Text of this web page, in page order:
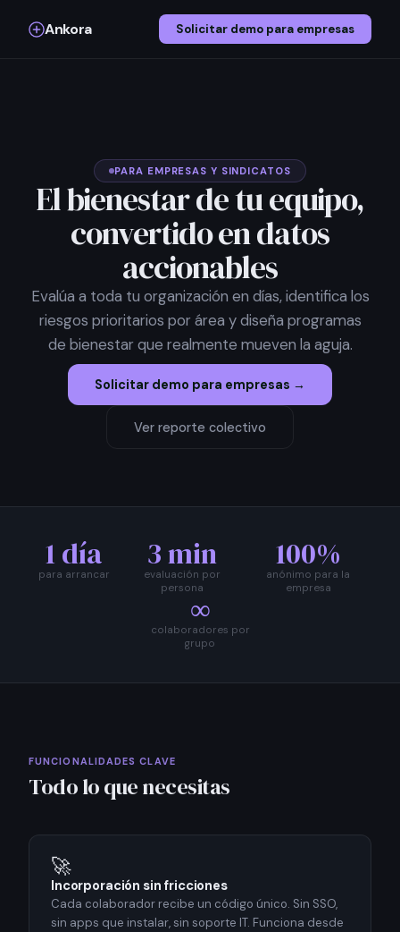
Ankora Solicitar demo para empresas
PARA EMPRESAS Y SINDICATOS
El bienestar de tu equipo,
convertido en datos
accionables
Evalúa a toda tu organización en días, identifica los
riesgos prioritarios por área y diseña programas
de bienestar que realmente mueven la aguja.
Solicitar demo para empresas →
Ver reporte colectivo
1 día
para arrancar
3 min
evaluación por
persona
100%
anónimo para la
empresa
∞
colaboradores por
grupo
FUNCIONALIDADES CLAVE
Todo lo que necesitas
🚀
Incorporación sin fricciones
Cada colaborador recibe un código único. Sin SSO,
sin apps que instalar, sin soporte IT. Funciona desde